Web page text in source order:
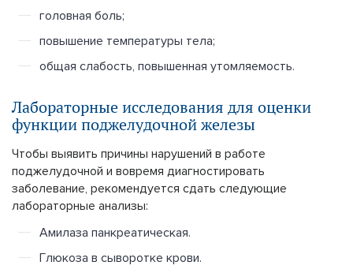
головная боль;
повышение температуры тела;
общая слабость, повышенная утомляемость.
Лабораторные исследования для оценки
функции поджелудочной железы
Чтобы выявить причины нарушений в работе
поджелудочной и вовремя диагностировать
заболевание, рекомендуется сдать следующие
лабораторные анализы:
Амилаза панкреатическая.
Глюкоза в сыворотке крови.